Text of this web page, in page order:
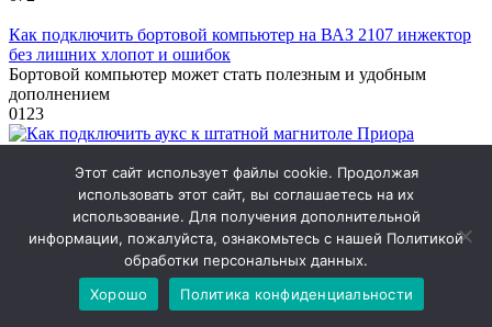
Как подключить бортовой компьютер на ВАЗ 2107 инжектор
без лишних хлопот и ошибок
Бортовой компьютер может стать полезным и удобным
дополнением
0123
Обладатели автомобиля Приора нередко сталкиваются с
Простой способ подключения аукс к магнитоле Blaupunkt без
лишних хлопот и затрат
Магнитолы Blaupunkt – это отличное решение для тех
Этот сайт использует файлы cookie. Продолжая
использовать этот сайт, вы соглашаетесь на их
использование. Для получения дополнительной
информации, пожалуйста, ознакомьтесь с нашей Политикой
обработки персональных данных.
Хорошо
Политика конфиденциальности